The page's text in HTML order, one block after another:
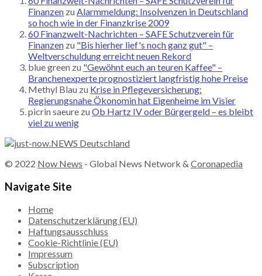
Finanzen zu Alarmmeldung: Insolvenzen in Deutschland
so hoch wie in der Finanzkrise 2009
60 Finanzwelt-Nachrichten – SAFE Schutzverein für
Finanzen zu "Bis hierher lief's noch ganz gut" –
Weltverschuldung erreicht neuen Rekord
blue green zu "Gewöhnt euch an teuren Kaffee" –
Branchenexperte prognostiziert langfristig hohe Preise
Methyl Blau zu Krise in Pflegeversicherung:
Regierungsnahe Ökonomin hat Eigenheime im Visier
picrin saeure zu Ob Hartz IV oder Bürgergeld – es bleibt
viel zu wenig
© 2022 Now News - Global News Network & Coronapedia
Navigate Site
Home
Datenschutzerklärung (EU)
Haftungsausschluss
Cookie-Richtlinie (EU)
Impressum
Subscription